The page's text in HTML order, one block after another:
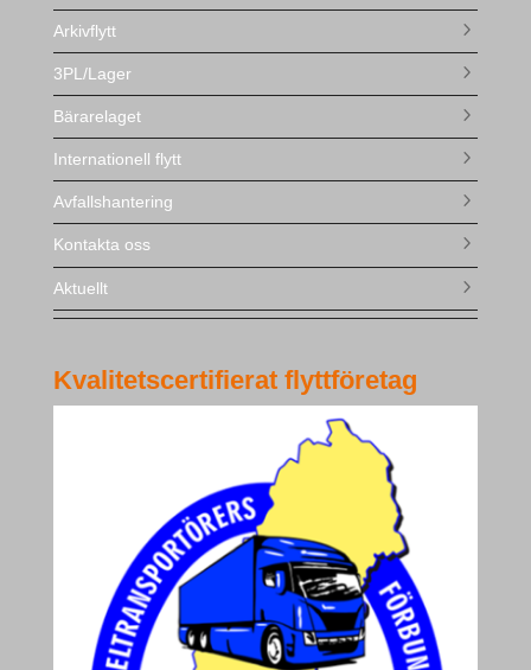
Arkivflytt
3PL/Lager
Bärarelaget
Internationell flytt
Avfallshantering
Kontakta oss
Aktuellt
Kvalitetscertifierat flyttföretag